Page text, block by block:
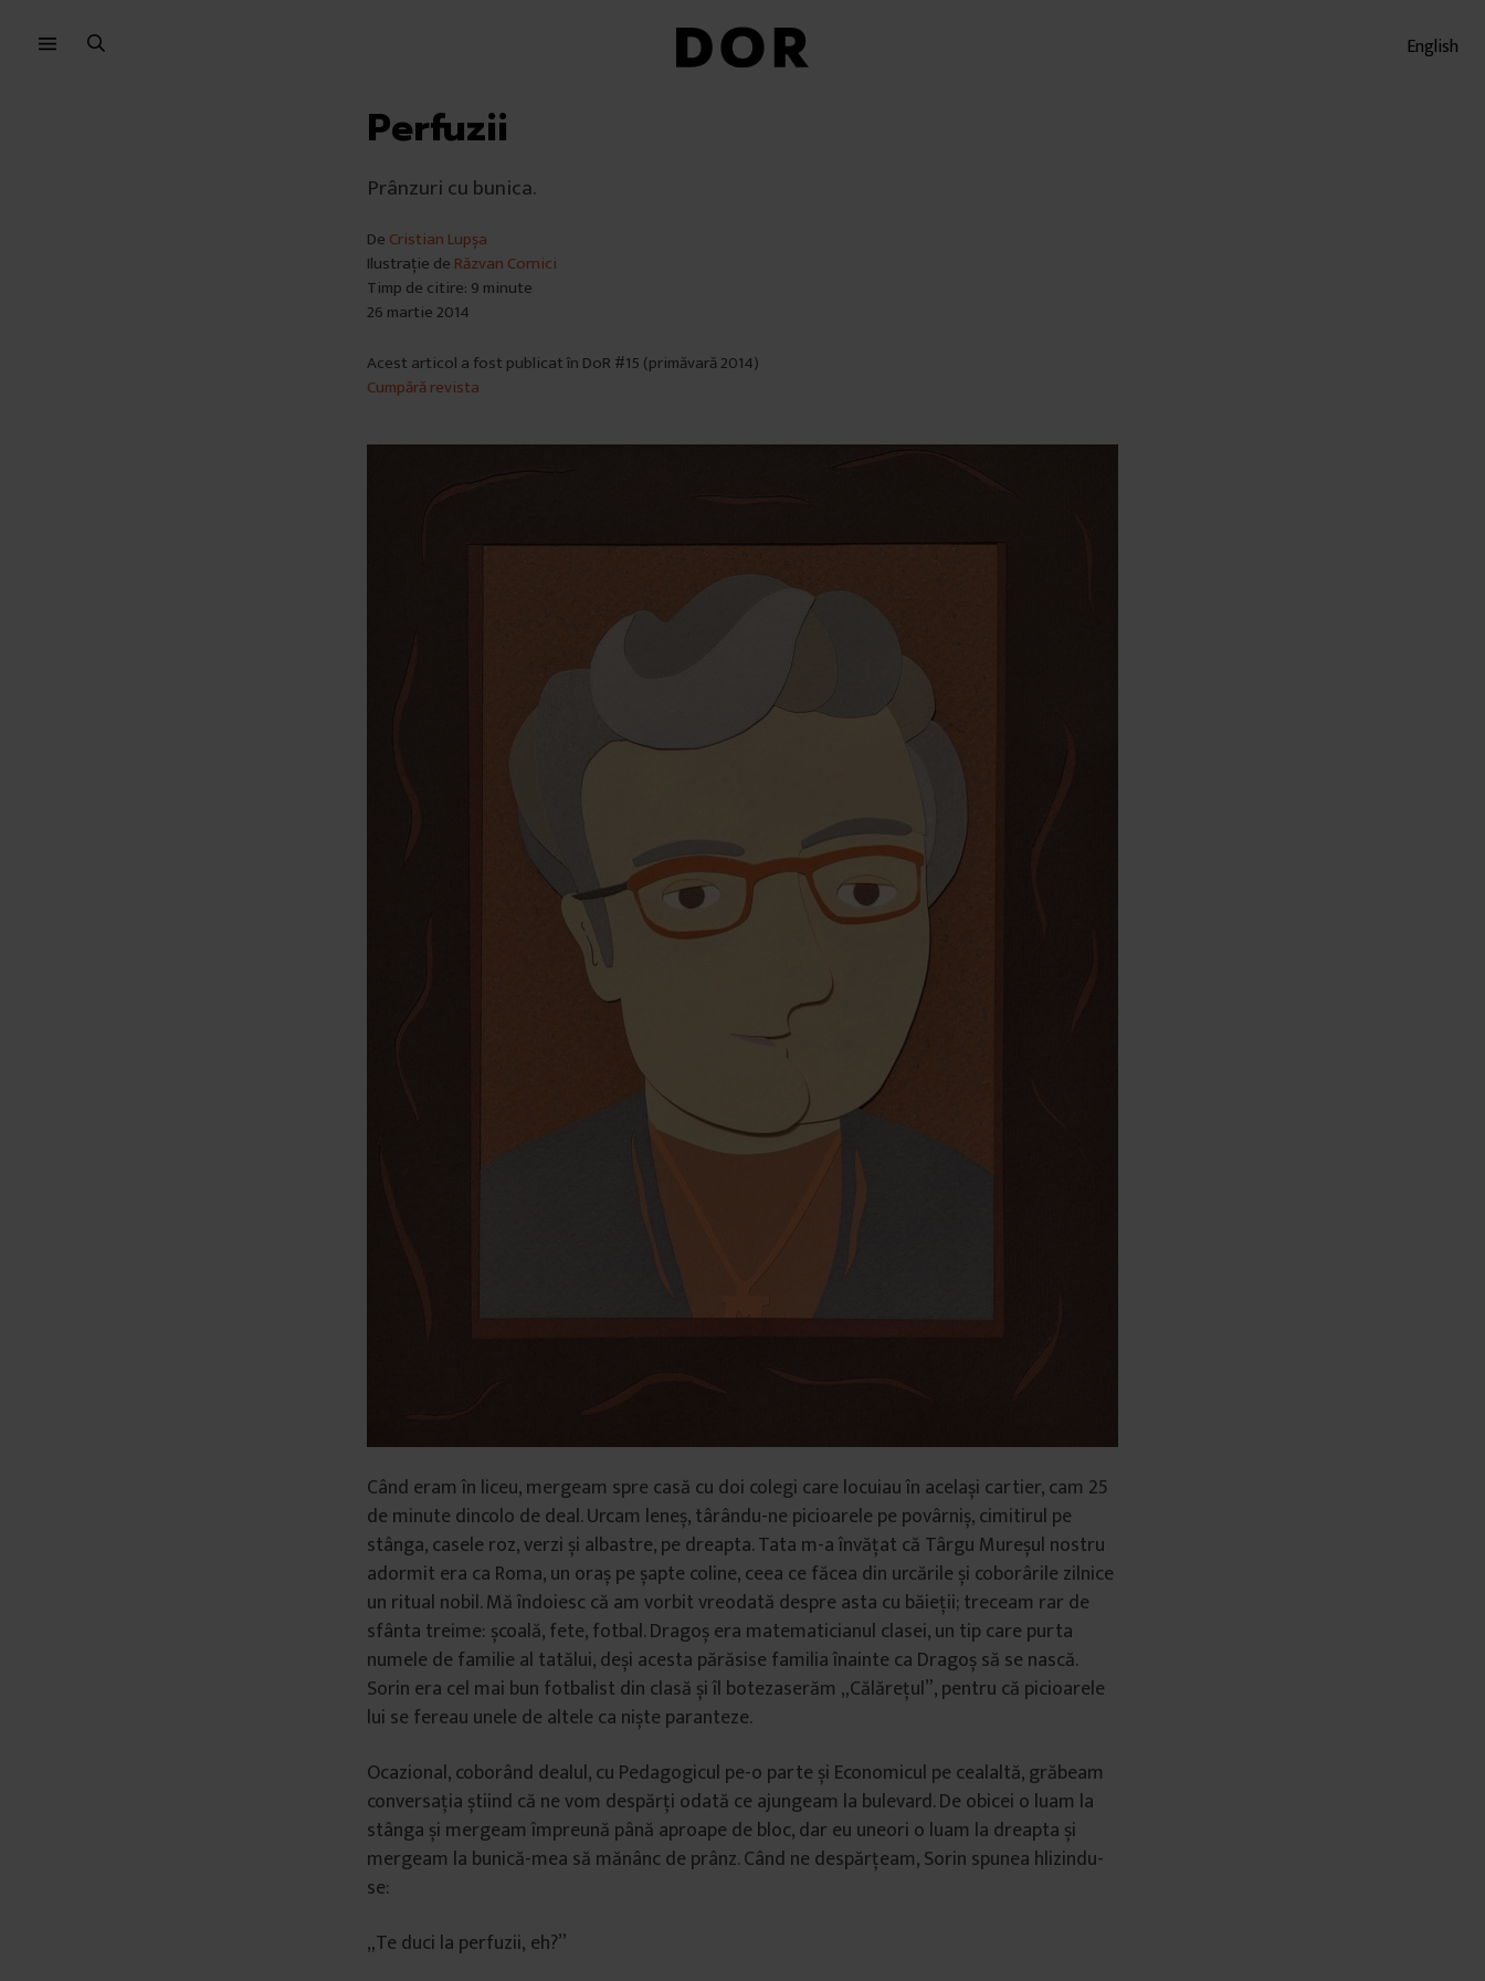
English
Perfuzii
Prânzuri cu bunica.
De Cristian Lupșa
Ilustrație de Răzvan Cornici
Timp de citire: 9 minute
26 martie 2014
Acest articol a fost publicat în DoR #15 (primăvară 2014)
Cumpără revista
Când eram în liceu, mergeam spre casă cu doi colegi care locuiau în același cartier, cam 25
de minute dincolo de deal. Urcam leneș, târându-ne picioarele pe povârniș, cimitirul pe
stânga, casele roz, verzi și albastre, pe dreapta. Tata m-a învățat că Târgu Mureșul nostru
adormit era ca Roma, un oraș pe șapte coline, ceea ce făcea din urcările și coborârile zilnice
un ritual nobil. Mă îndoiesc că am vorbit vreodată despre asta cu băieții; treceam rar de
sfânta treime: școală, fete, fotbal. Dragoș era matematicianul clasei, un tip care purta
numele de familie al tatălui, deși acesta părăsise familia înainte ca Dragoș să se nască.
Sorin era cel mai bun fotbalist din clasă și îl botezaserăm „Călărețul”, pentru că picioarele
lui se fereau unele de altele ca niște paranteze.
Ocazional, coborând dealul, cu Pedagogicul pe-o parte și Economicul pe cealaltă, grăbeam
conversația știind că ne vom despărți odată ce ajungeam la bulevard. De obicei o luam la
stânga și mergeam împreună până aproape de bloc, dar eu uneori o luam la dreapta și
mergeam la bunică-mea să mănânc de prânz. Când ne despărțeam, Sorin spunea hlizindu-
se:
„Te duci la perfuzii, eh?”